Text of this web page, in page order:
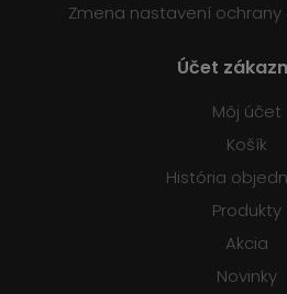
Zmena nastavení
Účet
Môj účet
Košík
História
Produkty
Akcia
Novinky